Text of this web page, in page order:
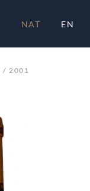
NAT EN
2001